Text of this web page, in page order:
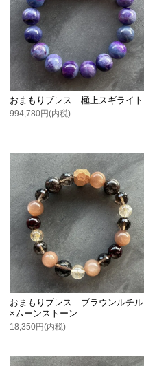
おまもりブレス 極上スギライト
994,780円(内税)
おまもりブレス ブラウンルチル
×ムーンストーン
18,350円(内税)